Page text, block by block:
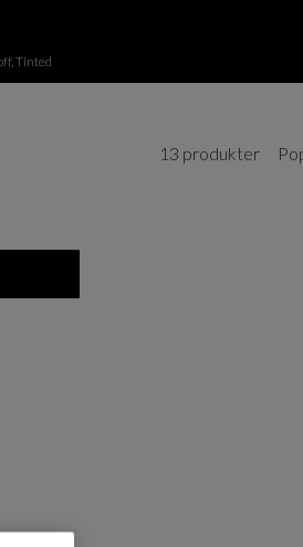
Tinted
13 produkter